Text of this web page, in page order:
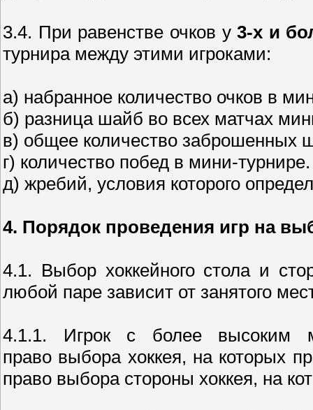
3.4. При равенстве очков у3-х и
турнира между этими игроками:
а) набранное количество очков в
б) разница шайб во всех матчах
в) общее количество заброшенных
г) количество побед в мини-
д) жребий, условия которого
4. Порядок проведения игр на
4.1. Выбор хоккейного стола и
любой паре зависит от занятого
4.1.1. Игрок с более высоким
право выбора хоккея, на которых
право выбора стороны хоккея, на